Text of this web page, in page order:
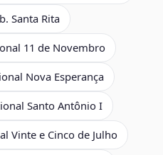
Santa Rita
11 de Novembro
Nova Esperança
Santo Antônio I
Vinte e Cinco de Julho